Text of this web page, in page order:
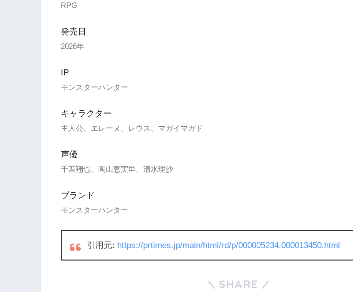
RPG
発売日
2026年
IP
モンスターハンター
キャラクター
主人公、エレーヌ、レウス、マガイマガド
声優
千葉翔也、陶山恵実里、清水理沙
ブランド
モンスターハンター
引用元: https://prtimes.jp/main/html/rd/p/000005234.000013450.html
SHARE